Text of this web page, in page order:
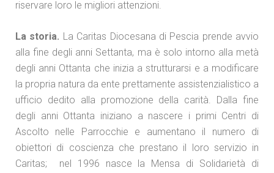
riservare loro le migliori attenzioni.
La storia. La Caritas Diocesana di Pescia prende avvio
alla fine degli anni Settanta, ma è solo intorno alla metà
degli anni Ottanta che inizia a strutturarsi e a modificare
la propria natura da ente prettamente assistenzialistico a
ufficio dedito alla promozione della carità. Dalla fine
degli anni Ottanta iniziano a nascere i primi Centri di
Ascolto nelle Parrocchie e aumentano il numero di
obiettori di coscienza che prestano il loro servizio in
Caritas; nel 1996 nasce la Mensa di Solidarietà di